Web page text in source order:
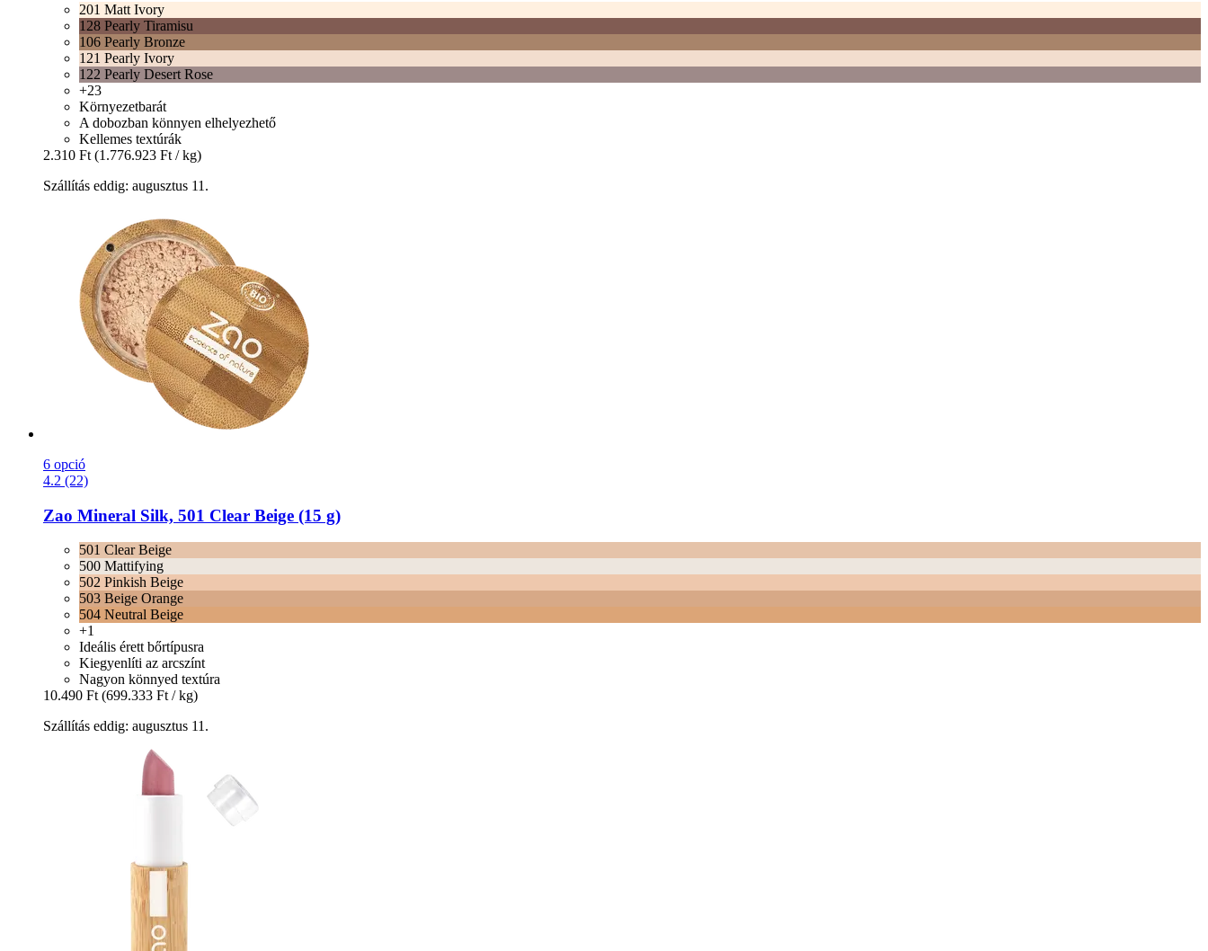
201 Matt Ivory
128 Pearly Tiramisu
106 Pearly Bronze
121 Pearly Ivory
122 Pearly Desert Rose
+23
Környezetbarát
A dobozban könnyen elhelyezhető
Kellemes textúrák
2.310 Ft (1.776.923 Ft / kg)
Szállítás eddig: augusztus 11.
6 opció
4.2 (22)
Zao Mineral Silk, 501 Clear Beige (15 g)
501 Clear Beige
500 Mattifying
502 Pinkish Beige
503 Beige Orange
504 Neutral Beige
+1
Ideális érett bőrtípusra
Kiegyenlíti az arcszínt
Nagyon könnyed textúra
10.490 Ft (699.333 Ft / kg)
Szállítás eddig: augusztus 11.